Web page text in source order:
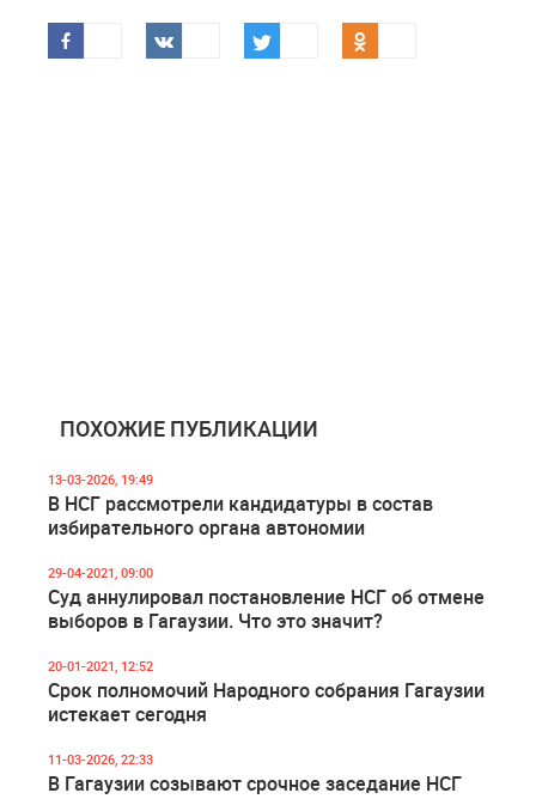
ПОХОЖИЕ ПУБЛИКАЦИИ
13-03-2026, 19:49
В НСГ рассмотрели кандидатуры в состав
избирательного органа автономии
29-04-2021, 09:00
Суд аннулировал постановление НСГ об отмене
выборов в Гагаузии. Что это значит?
20-01-2021, 12:52
Срок полномочий Народного собрания Гагаузии
истекает сегодня
11-03-2026, 22:33
В Гагаузии созывают срочное заседание НСГ